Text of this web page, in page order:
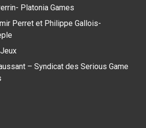
Platonia Games
Perret et Philippe Gallois-
– Syndicat des Serious Game